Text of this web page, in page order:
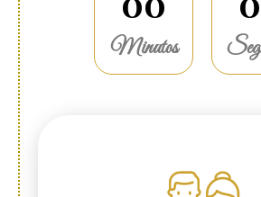
00
Minutos
0